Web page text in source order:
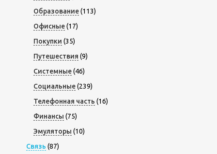
Образование(113)
Офисные(17)
Покупки (35)
Путешествия (9)
Системные(46)
Социальные(239)
Телефонная часть (16)
Финансы (75)
Эмуляторы (10)
Связь (87)